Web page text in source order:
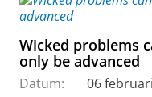
Wicked problems
only be advanced
Datum:
06